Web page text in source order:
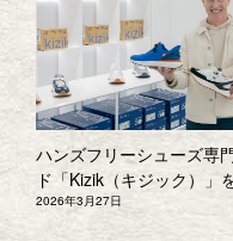
ハンズフリーシューズ専
ド「Kizik（キジック）」
2026年3月27日